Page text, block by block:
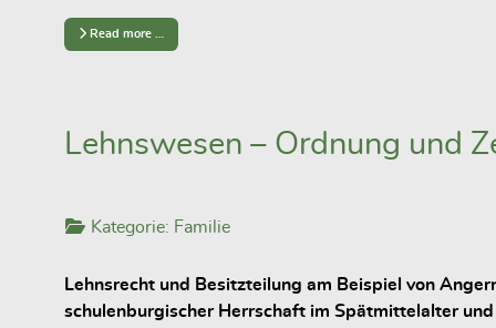
Read more …
Lehnswesen – Ordnung und
Kategorie: Familie
Lehnsrecht und Besitzteilung am Beispiel von
schulenburgischer Herrschaft im Spätmittelalter und